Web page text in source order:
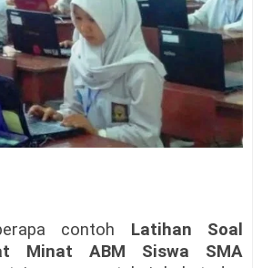
contoh
Latihan Soal
Minat ABM Siswa SMA